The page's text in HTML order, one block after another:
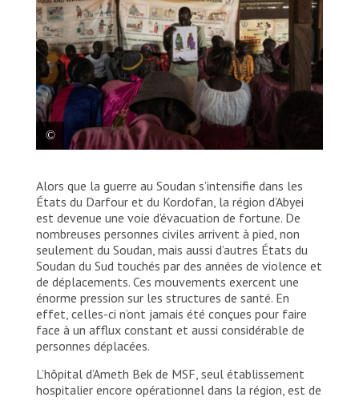
promotion de la santé de MSF utilise des images
pour expliquer les messages clés sur l’hygiène et la
prévention des maladies. Soudan du Sud, 2025.
Alors que la guerre au Soudan s’intensifie dans les
États du Darfour et du Kordofan, la région d’Abyei
est devenue une voie d’évacuation de fortune. De
nombreuses personnes civiles arrivent à pied, non
seulement du Soudan, mais aussi d’autres États du
Soudan du Sud touchés par des années de violence et
de déplacements. Ces mouvements exercent une
énorme pression sur les structures de santé. En
effet, celles-ci n’ont jamais été conçues pour faire
face à un afflux constant et aussi considérable de
personnes déplacées.
L’hôpital d’Ameth Bek de MSF, seul établissement
hospitalier encore opérationnel dans la région, est de